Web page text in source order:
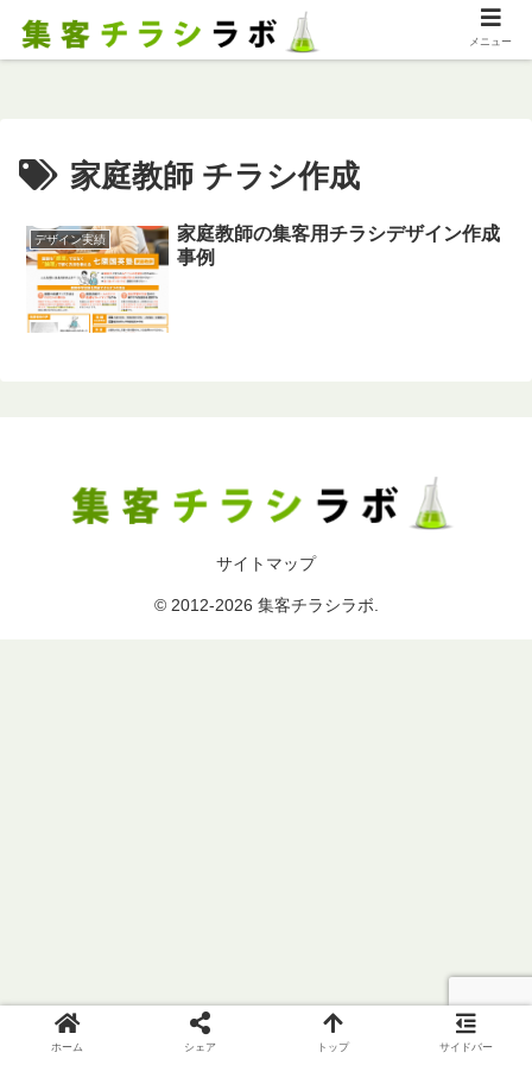
家庭教師 チラシ作成
デザイン実績
家庭教師の集客用チラシデザイン作成
事例
サイトマップ
© 2012-2026 集客チラシラボ.
メニュー
ホーム シェア トップ サイドバー